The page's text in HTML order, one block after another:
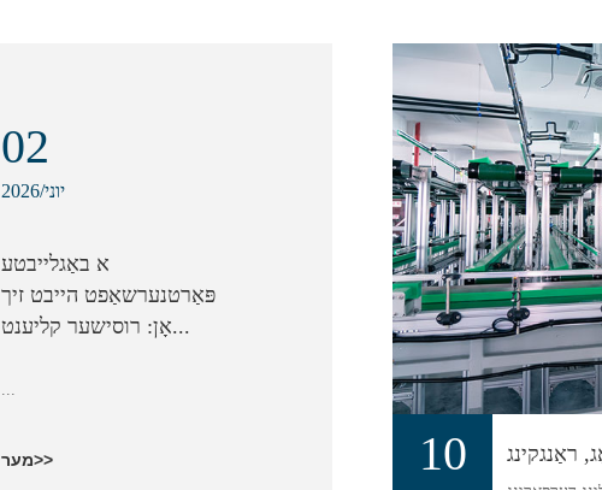
10
02
2026/יוני
א באַגלייבטע
פּאַרטנערשאַפט הייבט זיך
אָן: רוסישער קליענט...
...
מער>>